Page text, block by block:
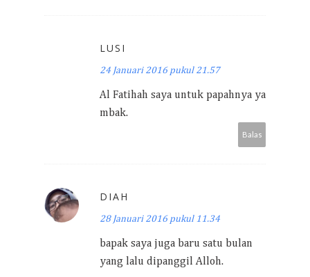
LUSI
24 Januari 2016 pukul 21.57
Al Fatihah saya untuk papahnya ya
mbak.
Balas
DIAH
28 Januari 2016 pukul 11.34
bapak saya juga baru satu bulan
yang lalu dipanggil Alloh.